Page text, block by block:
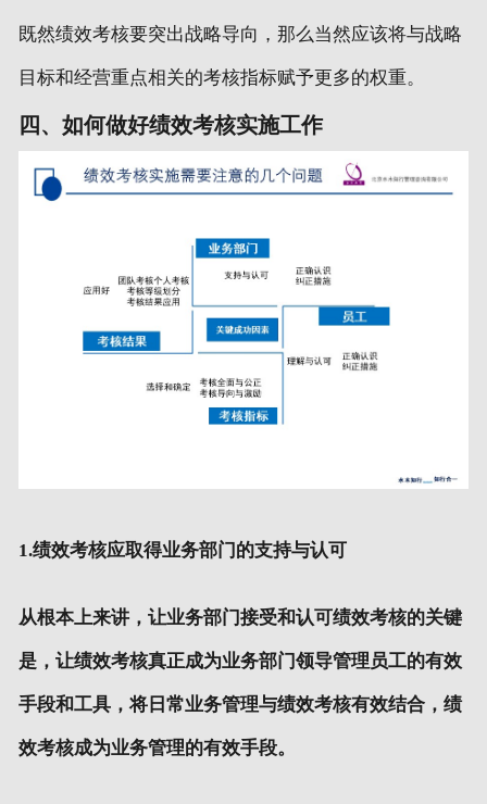
既然绩效考核要突出战略导向，那么当然应该将与战略
目标和经营重点相关的考核指标赋予更多的权重。
四、如何做好绩效考核实施工作
1.绩效考核应取得业务部门的支持与认可
从根本上来讲，让业务部门接受和认可绩效考核的关键
是，让绩效考核真正成为业务部门领导管理员工的有效
手段和工具，将日常业务管理与绩效考核有效结合，绩
效考核成为业务管理的有效手段。